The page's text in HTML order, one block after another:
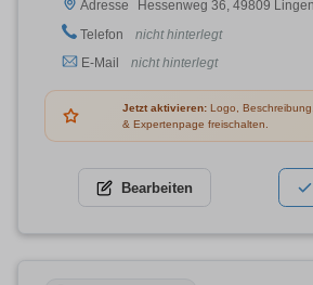
Adresse
Hessenweg 36, 49809
Telefon
nicht hinterlegt
E-Mail
nicht hinterlegt
Jetzt aktivieren: Logo,
& Expertenpage freischalten.
Bearbeiten